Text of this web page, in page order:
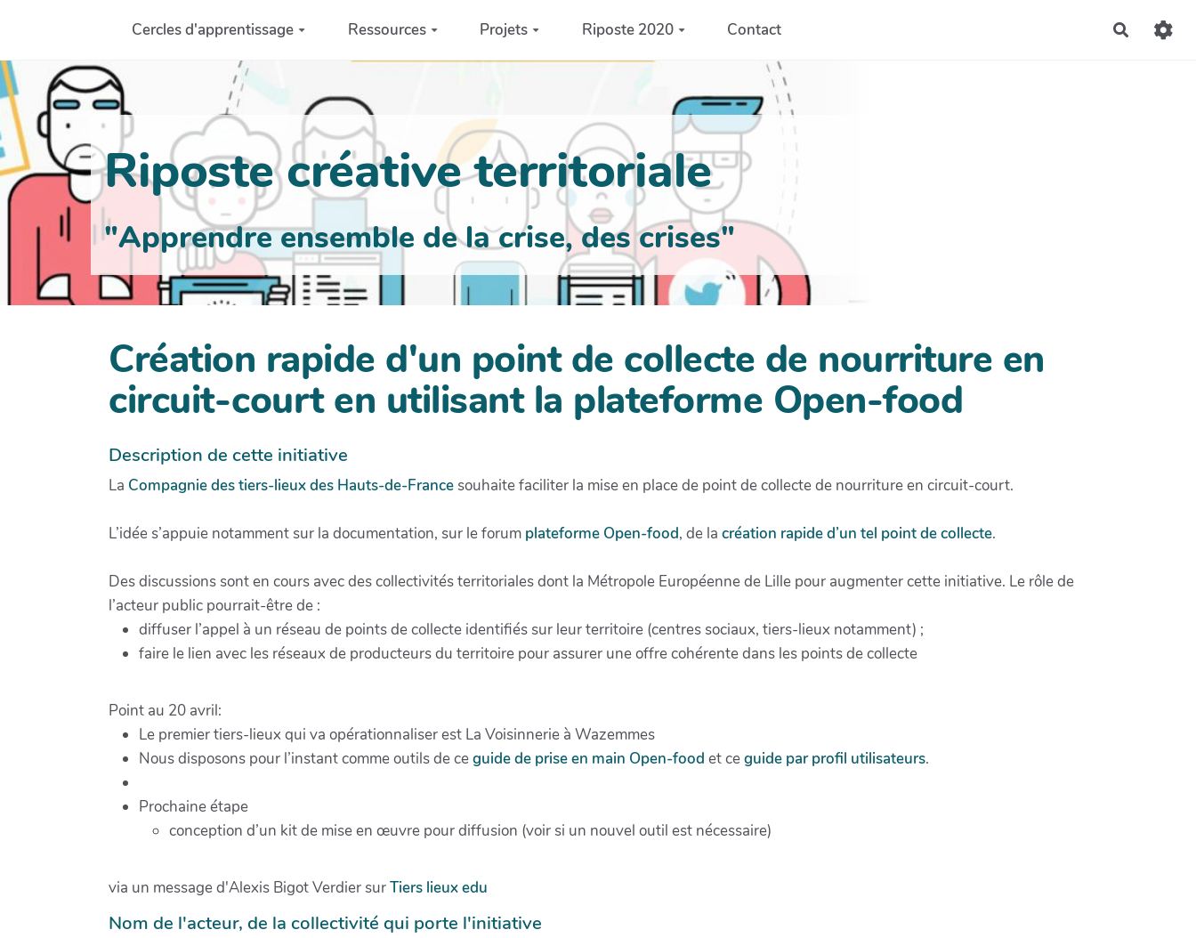
Aller au contenu principalCercles d'apprentissage Ressources Projets Riposte 2020 Contact
Riposte créative territoriale
"Apprendre ensemble de la crise, des crises"
Création rapide d'un point de collecte de nourriture en
circuit-court en utilisant la plateforme Open-food
Description de cette initiative
La Compagnie des tiers-lieux des Hauts-de-Francesouhaite faciliter la mise en place de point de collecte de nourriture en circuit-court.
L’idée s’appuie notamment sur la documentation, sur le forum plateforme Open-food, de la création rapide d’un tel point de collecte.
Des discussions sont en cours avec des collectivités territoriales dont la Métropole Européenne de Lille pour augmenter cette initiative. Le rôle de
l’acteur public pourrait-être de :
diffuser l’appel à un réseau de points de collecte identifiés sur leur territoire (centres sociaux, tiers-lieux notamment) ;
faire le lien avec les réseaux de producteurs du territoire pour assurer une offre cohérente dans les points de collecte
Point au 20 avril:
Le premier tiers-lieux qui va opérationnaliser est La Voisinnerie à Wazemmes
Nous disposons pour l’instant comme outils de ceguide de prise en main Open-food et ceguide par profil utilisateurs.
Prochaine étape
conception d’un kit de mise en œuvre pour diffusion (voir si un nouvel outil est nécessaire)
via un message d'Alexis Bigot Verdier surTiers lieux edu
Nom de l'acteur, de la collectivité qui porte l'initiative